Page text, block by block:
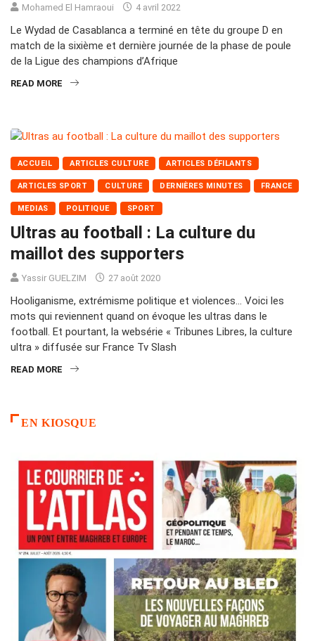
Mohamed El Hamraoui 4 avril 2022
Le Wydad de Casablanca a terminé en tête du groupe D en
match de la sixième et dernière journée de la phase de poule
de la Ligue des champions d’Afrique
READ MORE
ACCUEIL ARTICLES CULTURE ARTICLES DÉFILANTS
ARTICLES SPORT CULTURE DERNIÈRES MINUTES FRANCE
MEDIAS POLITIQUE SPORT
Ultras au football : La culture du
maillot des supporters
Yassir GUELZIM 27 août 2020
Hooliganisme, extrémisme politique et violences… Voici les
mots qui reviennent quand on évoque les ultras dans le
football. Et pourtant, la websérie « Tribunes Libres, la culture
ultra » diffusée sur France Tv Slash
READ MORE
EN KIOSQUE